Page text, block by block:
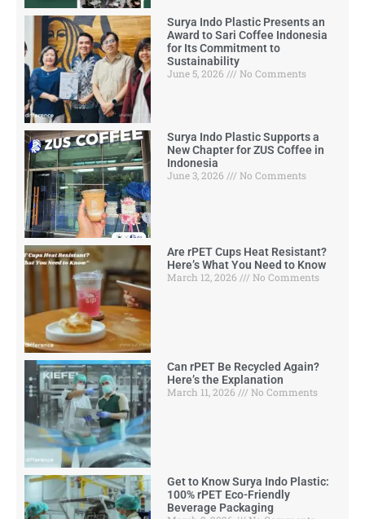
Surya Indo Plastic Presents an
Award to Sari Coffee Indonesia
for Its Commitment to
Sustainability
June 5, 2026
No Comments
Surya Indo Plastic Supports a
New Chapter for ZUS Coffee in
Indonesia
June 3, 2026
No Comments
Are rPET Cups Heat Resistant?
Here’s What You Need to Know
March 12, 2026
No Comments
Can rPET Be Recycled Again?
Here’s the Explanation
March 11, 2026
No Comments
Get to Know Surya Indo Plastic:
100% rPET Eco-Friendly
Beverage Packaging